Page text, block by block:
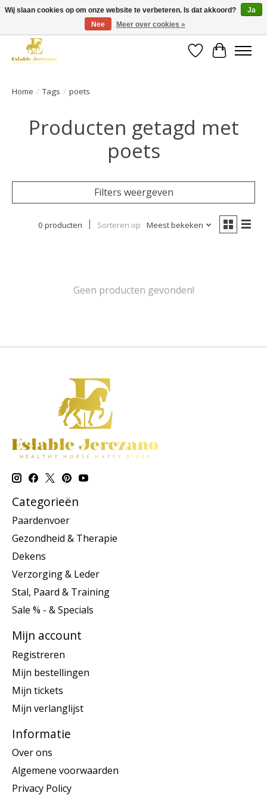
Gratis verzending vanaf €49 op een groot deel van ons assortiment
Verlanglijst
Home / Tags / poets
Producten getagd met
poets
Filters weergeven
0 producten Sorteren op Meest bekeken
Geen producten gevonden!
Categorieën
Paardenvoer
Gezondheid & Therapie
Dekens
Verzorging & Leder
Stal, Paard & Training
Sale % - & Specials
Mijn account
Registreren
Mijn bestellingen
Mijn tickets
Mijn verlanglijst
Informatie
Over ons
Algemene voorwaarden
Privacy Policy
Wij slaan cookies op om onze website te verbeteren. Is dat akkoord?
Ja
Nee
Meer over cookies »